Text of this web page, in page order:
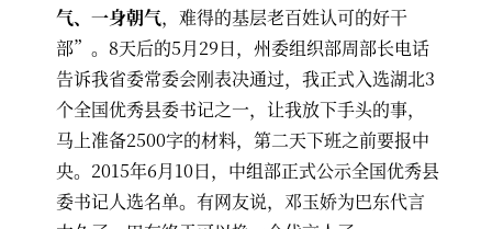
气、一身朝气，难得的基层老百姓认可的好干
部”。8天后的5月29日，州委组织部周部长电话
告诉我省委常委会刚表决通过，我正式入选湖北3
个全国优秀县委书记之一，让我放下手头的事，
马上准备2500字的材料，第二天下班之前要报中
央。2015年6月10日，中组部正式公示全国优秀县
委书记人选名单。有网友说，邓玉娇为巴东代言